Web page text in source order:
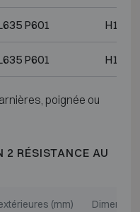
P601
P601
poignée ou
RÉSISTANCE AU
(mm)